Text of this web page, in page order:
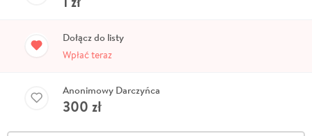
Dołącz do listy
Wpłać teraz
Anonimowy Darczyńca
300 zł